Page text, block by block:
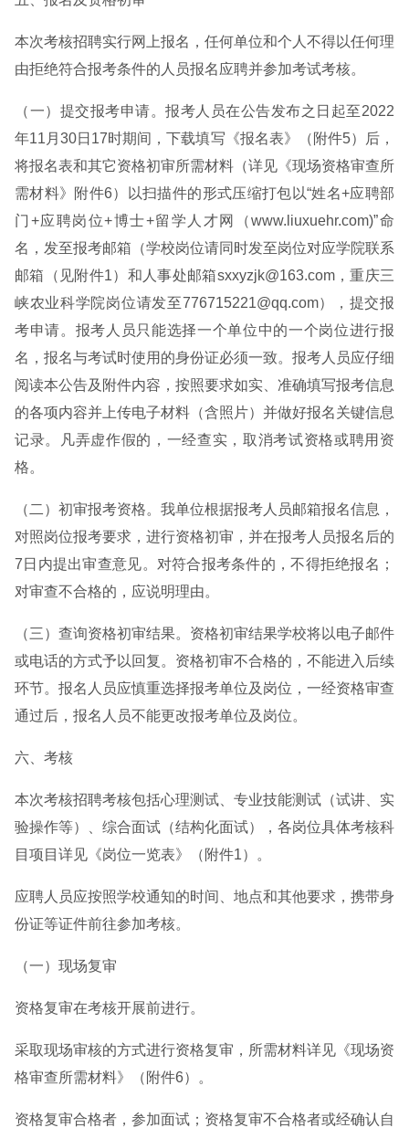
本次考核招聘实行网上报名，任何单位和个人不得以任何理
由拒绝符合报考条件的人员报名应聘并参加考试考核。
（一）提交报考申请。报考人员在公告发布之日起至2022
年11月30日17时期间，下载填写《报名表》（附件5）后，
将报名表和其它资格初审所需材料（详见《现场资格审查所
需材料》附件6）以扫描件的形式压缩打包以“姓名+应聘部
门+应聘岗位+博士+留学人才网（www.liuxuehr.com)”命
名，发至报考邮箱（学校岗位请同时发至岗位对应学院联系
邮箱（见附件1）和人事处邮箱sxxyzjk@163.com，重庆三
峡农业科学院岗位请发至776715221@qq.com），提交报
考申请。报考人员只能选择一个单位中的一个岗位进行报
名，报名与考试时使用的身份证必须一致。报考人员应仔细
阅读本公告及附件内容，按照要求如实、准确填写报考信息
的各项内容并上传电子材料（含照片）并做好报名关键信息
记录。凡弄虚作假的，一经查实，取消考试资格或聘用资
格。
（二）初审报考资格。我单位根据报考人员邮箱报名信息，
对照岗位报考要求，进行资格初审，并在报考人员报名后的
7日内提出审查意见。对符合报考条件的，不得拒绝报名；
对审查不合格的，应说明理由。
（三）查询资格初审结果。资格初审结果学校将以电子邮件
或电话的方式予以回复。资格初审不合格的，不能进入后续
环节。报名人员应慎重选择报考单位及岗位，一经资格审查
通过后，报名人员不能更改报考单位及岗位。
六、考核
本次考核招聘考核包括心理测试、专业技能测试（试讲、实
验操作等）、综合面试（结构化面试），各岗位具体考核科
目项目详见《岗位一览表》（附件1）。
应聘人员应按照学校通知的时间、地点和其他要求，携带身
份证等证件前往参加考核。
（一）现场复审
资格复审在考核开展前进行。
采取现场审核的方式进行资格复审，所需材料详见《现场资
格审查所需材料》（附件6）。
资格复审合格者，参加面试；资格复审不合格者或经确认自